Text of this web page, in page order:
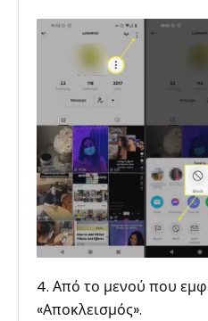
4. Από το μενού που
«Αποκλεισμός».